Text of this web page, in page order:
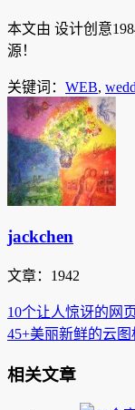
本文由 设计创意
源！
关键词： WEB,
jackchen
文章：1942
10个让人惊讶的网
45+美丽新鲜的云
相关文章